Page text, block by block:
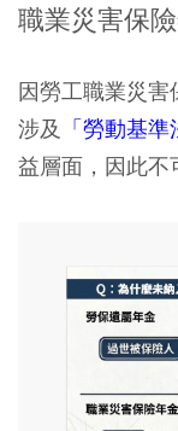
職業災害保
因勞工職業災
涉及 「勞動基準
益層面，因此不